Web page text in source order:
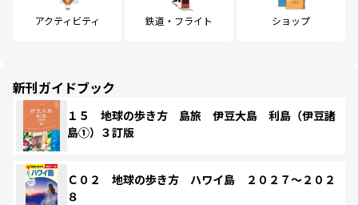
アクティビティ 鉄道・フライト ショップ
新刊ガイドブック
１５ 地球の歩き方 島旅 伊豆大島 利島（伊豆諸
島①）３訂版
Ｃ０２ 地球の歩き方 ハワイ島 ２０２７～２０２
８